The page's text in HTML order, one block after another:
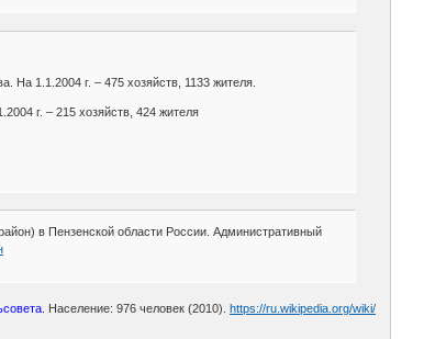
На 1.1.2004 г. – 475 хозяйств, 1133 жителя.
г. – 215 хозяйств, 424 жителя
в Пензенской области России. Административный
Население: 976 человек (2010). https://ru.wikipedia.org/wiki/